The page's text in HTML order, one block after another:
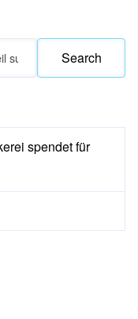
spendet für